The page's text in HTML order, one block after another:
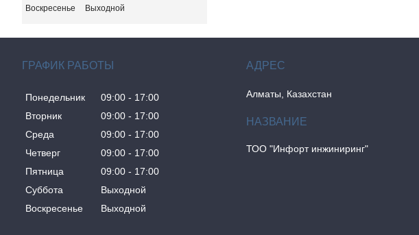
Воскресенье
Выходной
ГРАФИК РАБОТЫ
Понедельник 09:00
17:00
Вторник
09:00
17:00
Среда
09:00
17:00
Четверг
09:00
17:00
Пятница
09:00
17:00
Суббота
Выходной
Воскресенье
Выходной
Алматы, Казахстан
ТОО "Инфорт инжиниринг"